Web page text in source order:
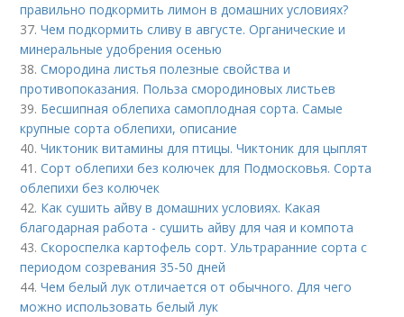
правильно подкормить лимон в домашних условиях?
37.Чем подкормить сливу в августе. Органические и
минеральные удобрения осенью
38.Смородина листья полезные свойства и
противопоказания. Польза смородиновых листьев
39. Бесшипная облепиха самоплодная сорта. Самые
крупные сорта облепихи, описание
40.Чиктоник витамины для птицы. Чиктоник для цыплят
41.Сорт облепихи без колючек для Подмосковья. Сорта
облепихи без колючек
42. Как сушить айву в домашних условиях. Какая
благодарная работа - сушить айву для чая и компота
43.Скороспелка картофель сорт. Ультраранние сорта с
периодом созревания 35-50 дней
44.Чем белый лук отличается от обычного. Для чего
можно использовать белый лук